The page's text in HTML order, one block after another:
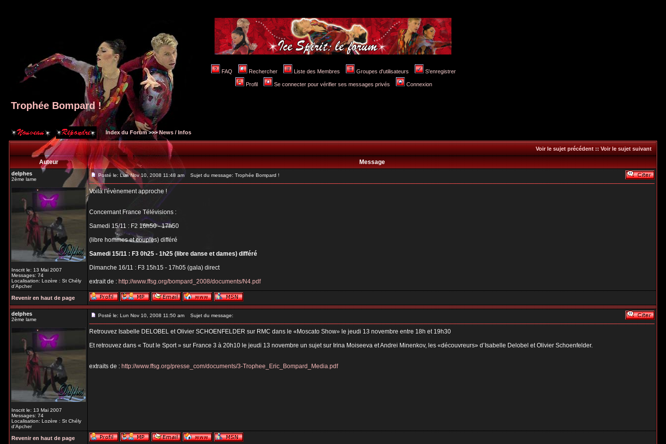
FAQ Rechercher Liste des Membres Groupes d'utilisateurs S'enregistrer
Profil Se connecter pour vérifier ses messages privés Connexion
Trophée Bompard !
Index du Forum>>>News / Infos
Voir le sujet précédent::Voir le sujet suivant
Auteur Message
delphes
2ème lame
Inscrit le: 13 Mai 2007
Messages: 74
Localisation: Lozère : St Chély
d'Apcher
Posté le: Lun Nov 10, 2008 11:48 am Sujet du message: Trophée Bompard !
Voilà l'évènement approche !
Concernant France Télévisions :
Samedi 15/11 : F2 16h50 - 17h50
(libre hommes et couples) différé
Samedi 15/11 : F3 0h25 - 1h25 (libre danse et dames) différé
Dimanche 16/11 : F3 15h15 - 17h05 (gala) direct
extrait de :http://www.ffsg.org/bompard_2008/documents/N4.pdf
Revenir en haut de page
delphes
2ème lame
Inscrit le: 13 Mai 2007
Messages: 74
Localisation: Lozère : St Chély
d'Apcher
Posté le: Lun Nov 10, 2008 11:50 am Sujet du message:
Retrouvez Isabelle DELOBEL et Olivier SCHOENFELDER sur RMC dans le «Moscato Show» le jeudi 13 novembre entre 18h et 19h30
Et retrouvez dans « Tout le Sport » sur France 3 à 20h10 le jeudi 13 novembre un sujet sur Irina Moiseeva et Andrei Minenkov, les «découvreurs» d’Isabelle Delobel et Olivier Schoenfelder.
extraits de :http://www.ffsg.org/presse_com/documents/3-Trophee_Eric_Bompard_Media.pdf
Revenir en haut de page